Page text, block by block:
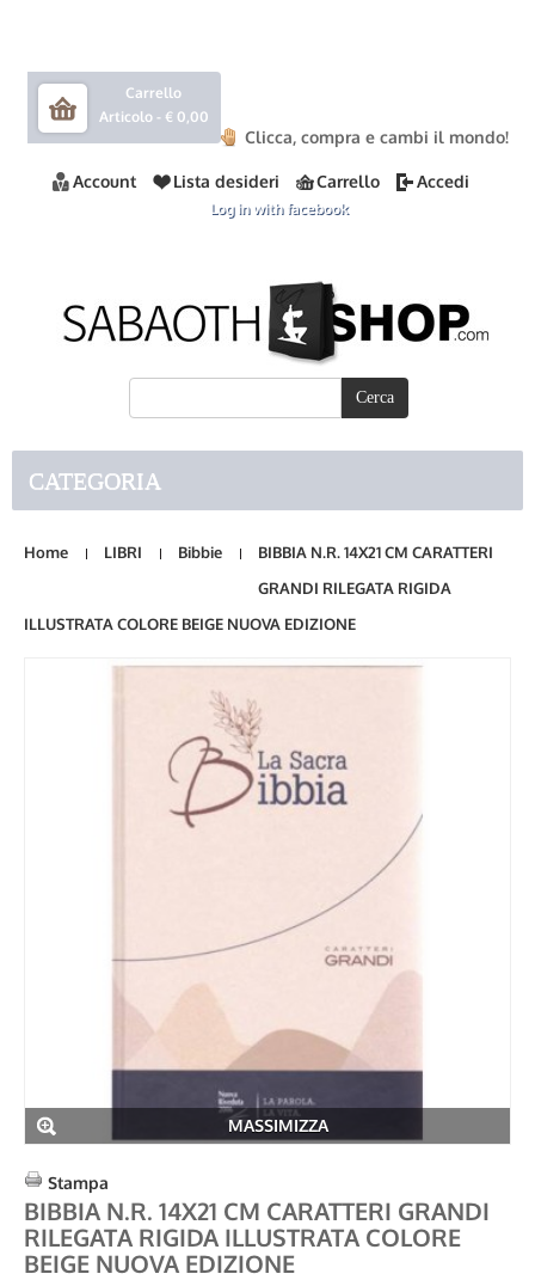
Carrello
Articolo - € 0,00
Clicca, compra e cambi il mondo!
Account Lista desideri Carrello Accedi
Log in with facebook
CATEGORIA
Home LIBRI Bibbie
BIBBIA N.R. 14X21 CM CARATTERI
GRANDI RILEGATA RIGIDA
ILLUSTRATA COLORE BEIGE NUOVA EDIZIONE
MASSIMIZZA
Stampa
BIBBIA N.R. 14X21 CM CARATTERI GRANDI
RILEGATA RIGIDA ILLUSTRATA COLORE
BEIGE NUOVA EDIZIONE